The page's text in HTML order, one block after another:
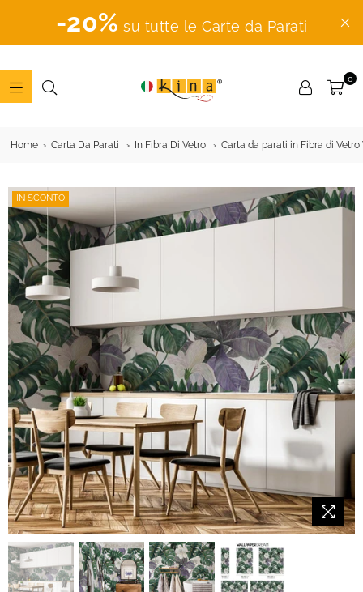
-20% su tutte le Carte da Parati
0
Home Carta Da Parati In Fibra Di Vetro Carta da parati in Fibra di
IN SCONTO